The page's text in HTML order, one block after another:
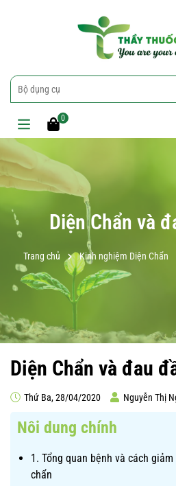
0
Diện Chẩn và
Trang chủ Kinh nghiệm Diện Chẩn
Diện Chẩn và đau
Thứ Ba, 28/04/2020 Nguyễn Thị
Nôi dung chính
1. Tổng quan bệnh và cách
chẩn